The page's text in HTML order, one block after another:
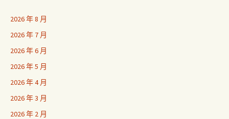
2026 年 8 月
2026 年 7 月
2026 年 6 月
2026 年 5 月
2026 年 4 月
2026 年 3 月
2026 年 2 月